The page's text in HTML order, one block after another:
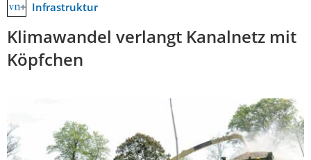
Infrastruktur
Klimawandel verlangt Kanalnetz mit
Köpfchen